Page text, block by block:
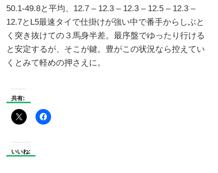
50.1-49.8と平均、12.7 – 12.3 – 12.3 – 12.5 – 12.3 –
12.7とL5最速タイで仕掛けが強い中で番手からしぶと
く突き抜けての３馬身半差。最序盤でゆったり行ける
と安定するが、そこが鍵。豊がこの状況なら控えてい
くとみて軽めの押さえに。
共有:
いいね: